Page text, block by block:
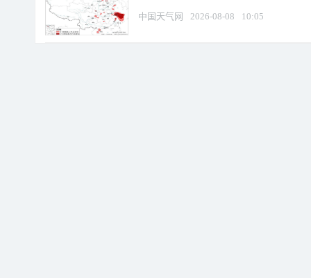
中国天气网 2026-08-08 10:05